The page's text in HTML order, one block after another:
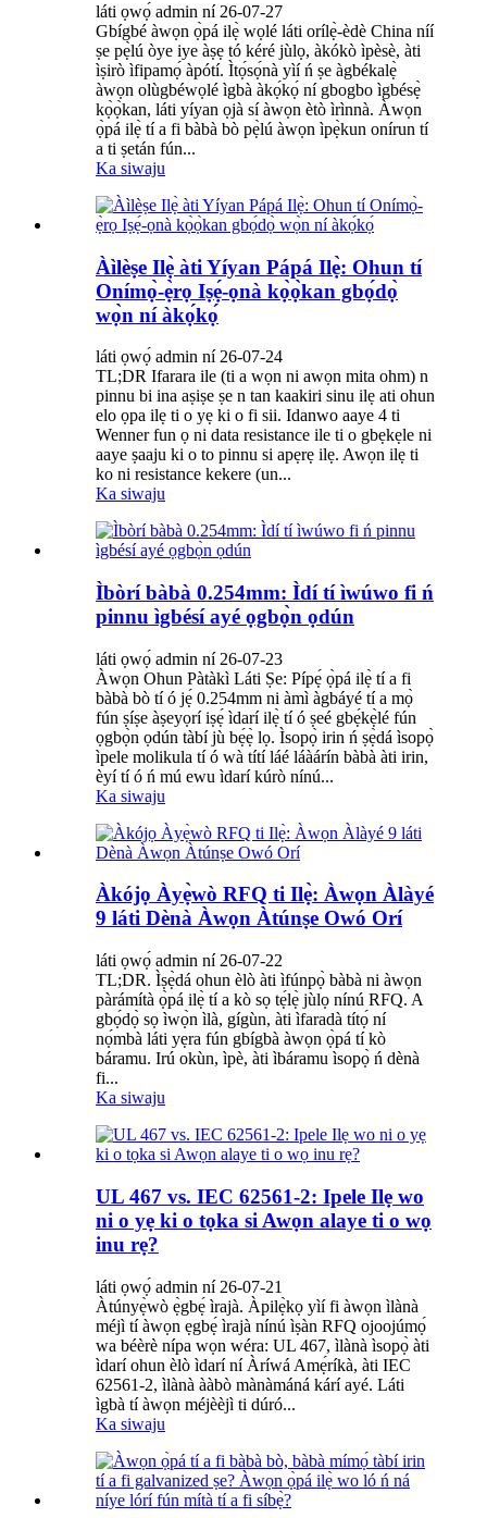
láti ọwọ́ admin ní 26-07-27
Gbígbé àwọn ọ̀pá ilẹ̀ wọlé láti orílẹ̀-èdè China níí
ṣe pẹ̀lú òye iye àṣẹ tó kéré jùlọ, àkókò ìpèsè, àti
ìṣirò ìfipamọ́ àpótí. Ìtọ́sọ́nà yìí ń ṣe àgbékalẹ̀
àwọn olùgbéwọlé ìgbà àkọ́kọ́ ní gbogbo ìgbésẹ̀
kọ̀ọ̀kan, láti yíyan ọjà sí àwọn ètò ìrìnnà. Àwọn
ọ̀pá ilẹ̀ tí a fi bàbà bò pẹ̀lú àwọn ìpẹ̀kun onírun tí
a ti ṣetán fún...
Ka siwaju
Àìlèṣe Ilẹ̀ àti Yíyan Pápá Ilẹ̀: Ohun tí
Onímọ̀-ẹ̀rọ Iṣẹ́-ọnà kọ̀ọ̀kan gbọ́dọ̀
wọ̀n ní àkọ́kọ́
láti ọwọ́ admin ní 26-07-24
TL;DR Ifarara ile (ti a wọn ni awọn mita ohm) n
pinnu bi ina aṣiṣe ṣe n tan kaakiri sinu ilẹ ati ohun
elo ọpa ilẹ ti o yẹ ki o fi sii. Idanwo aaye 4 ti
Wenner fun ọ ni data resistance ile ti o gbẹkẹle ni
aaye ṣaaju ki o to pinnu si apẹrẹ ilẹ. Awọn ilẹ ti
ko ni resistance kekere (un...
Ka siwaju
Ìbòrí bàbà 0.254mm: Ìdí tí ìwúwo fi ń
pinnu ìgbésí ayé ọgbọ̀n ọdún
láti ọwọ́ admin ní 26-07-23
Àwọn Ohun Pàtàkì Láti Ṣe: Pípẹ́ ọ̀pá ilẹ̀ tí a fi
bàbà bò tí ó jẹ́ 0.254mm ni àmì àgbáyé tí a mọ̀
fún ṣíṣe àṣeyọrí iṣẹ́ ìdarí ilẹ̀ tí ó ṣeé gbẹ́kẹ̀lé fún
ọgbọ̀n ọdún tàbí jù bẹ́ẹ̀ lọ. Ìsopọ̀ irin ń ṣẹ̀dá ìsopọ̀
ìpele molikula tí ó wà títí láé láàárín bàbà àti irin,
èyí tí ó ń mú ewu ìdarí kúrò nínú...
Ka siwaju
Àkójọ Àyẹ̀wò RFQ ti Ilẹ̀: Àwọn Àlàyé
9 láti Dènà Àwọn Àtúnṣe Owó Orí
láti ọwọ́ admin ní 26-07-22
TL;DR. Ìṣẹ̀dá ohun èlò àti ìfúnpọ̀ bàbà ni àwọn
pàrámítà ọ̀pá ilẹ̀ tí a kò sọ tẹ́lẹ̀ jùlọ nínú RFQ. A
gbọ́dọ̀ sọ ìwọ̀n ìlà, gígùn, àti ìfaradà títọ́ ní
nọ́mbà láti yẹra fún gbígbà àwọn ọ̀pá tí kò
báramu. Irú okùn, ìpè, àti ìbáramu ìsopọ̀ ń dènà
fi...
Ka siwaju
UL 467 vs. IEC 62561-2: Ipele Ilẹ wo
ni o yẹ ki o tọka si Awọn alaye ti o wọ
inu rẹ?
láti ọwọ́ admin ní 26-07-21
Àtúnyẹ̀wò ẹ̀gbẹ́ ìrajà. Àpilẹ̀kọ yìí fi àwọn ìlànà
méjì tí àwọn ẹgbẹ́ ìrajà nínú ìṣàn RFQ ojoojúmọ́
wa béèrè nípa wọn wéra: UL 467, ìlànà ìsopọ̀ àti
ìdarí ohun èlò ìdarí ní Àríwá Amẹ́ríkà, àti IEC
62561-2, ìlànà ààbò mànàmáná kárí ayé. Láti
ìgbà tí àwọn méjèèjì ti dúró...
Ka siwaju